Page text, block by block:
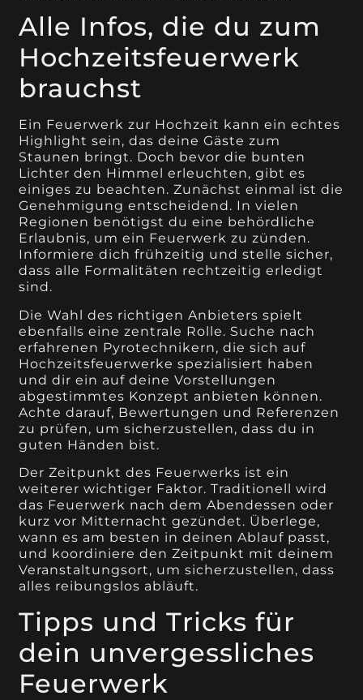
Alle Infos, die du zum
Hochzeitsfeuerwerk
brauchst
Ein Feuerwerk zur Hochzeit kann ein echtes
Highlight sein, das deine Gäste zum
Staunen bringt. Doch bevor die bunten
Lichter den Himmel erleuchten, gibt es
einiges zu beachten. Zunächst einmal ist die
Genehmigung entscheidend. In vielen
Regionen benötigst du eine behördliche
Erlaubnis, um ein Feuerwerk zu zünden.
Informiere dich frühzeitig und stelle sicher,
dass alle Formalitäten rechtzeitig erledigt
sind.
Die Wahl des richtigen Anbieters spielt
ebenfalls eine zentrale Rolle. Suche nach
erfahrenen Pyrotechnikern, die sich auf
Hochzeitsfeuerwerke spezialisiert haben
und dir ein auf deine Vorstellungen
abgestimmtes Konzept anbieten können.
Achte darauf, Bewertungen und Referenzen
zu prüfen, um sicherzustellen, dass du in
guten Händen bist.
Der Zeitpunkt des Feuerwerks ist ein
weiterer wichtiger Faktor. Traditionell wird
das Feuerwerk nach dem Abendessen oder
kurz vor Mitternacht gezündet. Überlege,
wann es am besten in deinen Ablauf passt,
und koordiniere den Zeitpunkt mit deinem
Veranstaltungsort, um sicherzustellen, dass
alles reibungslos abläuft.
Tipps und Tricks für
dein unvergessliches
Feuerwerk